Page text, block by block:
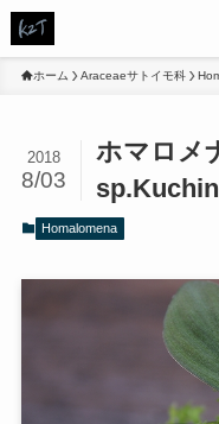
ホーム Araceaeサトイモ科
ホマロメ
2018
8/03
Homalomena